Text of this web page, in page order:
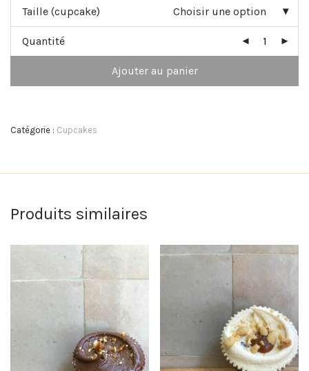
Taille (cupcake) Choisir une option
Quantité
Ajouter au panier
Catégorie : Cupcakes
Produits similaires